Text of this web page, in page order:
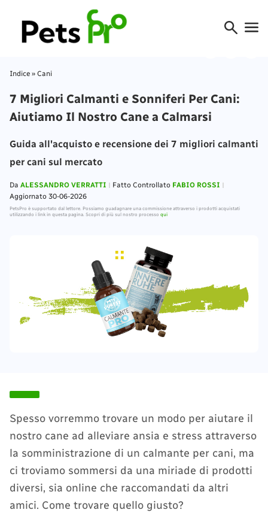
Indice » Cani
7 Migliori Calmanti e Sonniferi Per Cani:
Aiutiamo Il Nostro Cane a Calmarsi
Guida all'acquisto e recensione dei 7 migliori calmanti
per cani sul mercato
Da ALESSANDRO VERRATTI Fatto Controllato FABIO ROSSI
Aggiornato 30-06-2026
PetsPro è supportato dal lettore. Possiamo guadagnare una commissione attraverso i prodotti acquistati
utilizzando i link in questa pagina. Scopri di più sul nostro processo qui
Spesso vorremmo trovare un modo per aiutare il
nostro cane ad alleviare ansia e stress attraverso
la somministrazione di un calmante per cani, ma
ci troviamo sommersi da una miriade di prodotti
diversi, sia online che raccomandati da altri
amici. Come trovare quello giusto?